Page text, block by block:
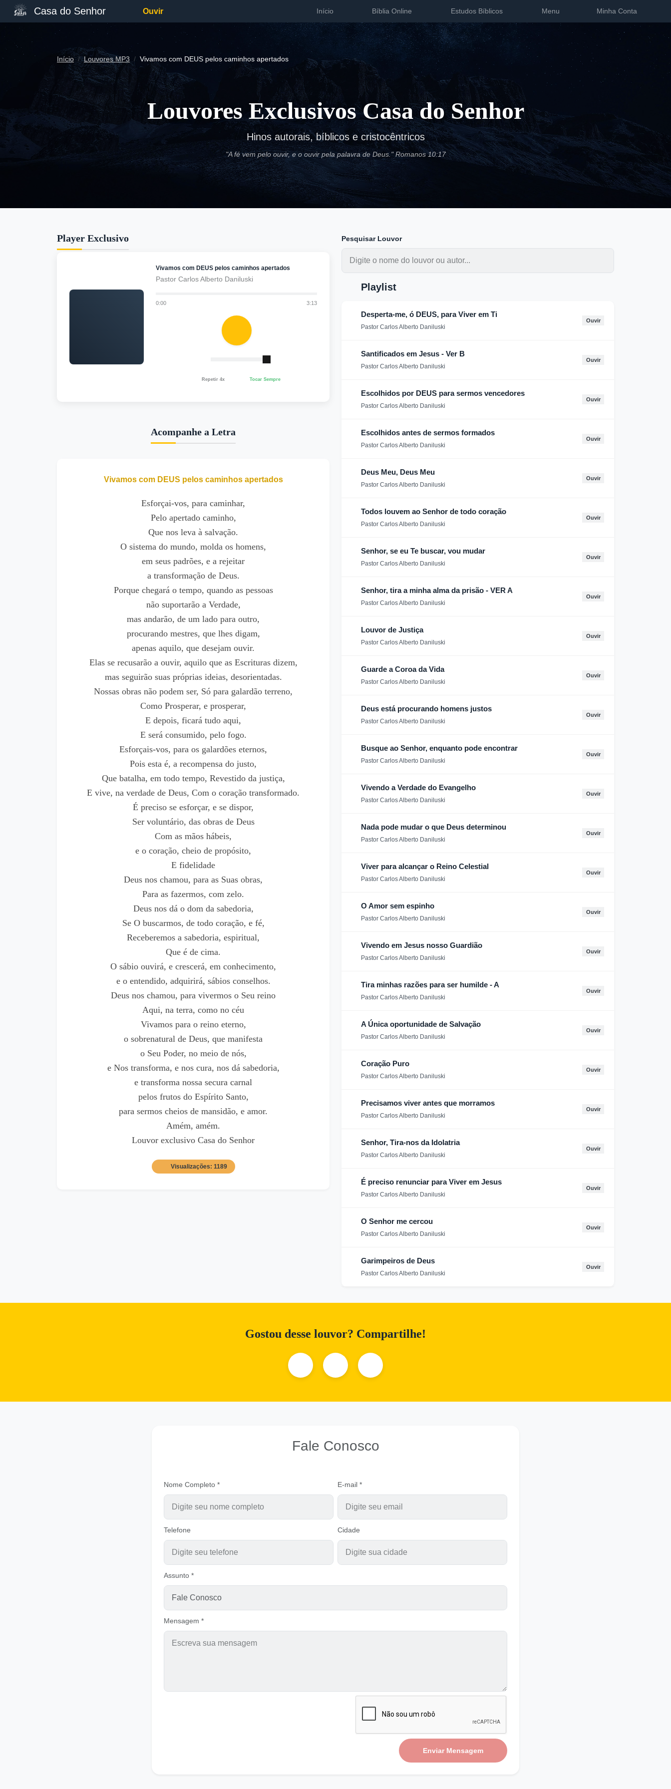
Casa do Senhor Ouvir Início Bíblia Online Estudos Bíblicos Menu Minha Conta
Início Louvores MP3 Vivamos com DEUS pelos caminhos apertados
Louvores Exclusivos Casa do Senhor
Hinos autorais, bíblicos e cristocêntricos
"A fé vem pelo ouvir, e o ouvir pela palavra de Deus." Romanos 10:17
Player Exclusivo
Vivamos com DEUS pelos caminhos apertados
Pastor Carlos Alberto Daniluski
0:00 3:13
Repetir 4x Tocar Sempre
Acompanhe a Letra
Vivamos com DEUS pelos caminhos apertados
Esforçai-vos, para caminhar,
Pelo apertado caminho,
Que nos leva à salvação.
O sistema do mundo, molda os homens,
em seus padrões, e a rejeitar
a transformação de Deus.
Porque chegará o tempo, quando as pessoas
não suportarão a Verdade,
mas andarão, de um lado para outro,
procurando mestres, que lhes digam,
apenas aquilo, que desejam ouvir.
Elas se recusarão a ouvir, aquilo que as Escrituras dizem,
mas seguirão suas próprias ideias, desorientadas.
Nossas obras não podem ser, Só para galardão terreno,
Como Prosperar, e prosperar,
E depois, ficará tudo aqui,
E será consumido, pelo fogo.
Esforçais-vos, para os galardões eternos,
Pois esta é, a recompensa do justo,
Que batalha, em todo tempo, Revestido da justiça,
E vive, na verdade de Deus, Com o coração transformado.
É preciso se esforçar, e se dispor,
Ser voluntário, das obras de Deus
Com as mãos hábeis,
e o coração, cheio de propósito,
E fidelidade
Deus nos chamou, para as Suas obras,
Para as fazermos, com zelo.
Deus nos dá o dom da sabedoria,
Se O buscarmos, de todo coração, e fé,
Receberemos a sabedoria, espiritual,
Que é de cima.
O sábio ouvirá, e crescerá, em conhecimento,
e o entendido, adquirirá, sábios conselhos.
Deus nos chamou, para vivermos o Seu reino
Aqui, na terra, como no céu
Vivamos para o reino eterno,
o sobrenatural de Deus, que manifesta
o Seu Poder, no meio de nós,
e Nos transforma, e nos cura, nos dá sabedoria,
e transforma nossa secura carnal
pelos frutos do Espírito Santo,
para sermos cheios de mansidão, e amor.
Amém, amém.
Louvor exclusivo Casa do Senhor
Visualizações: 1189
Pesquisar Louvor
Playlist
Desperta-me, ó DEUS, para Viver em Ti
Pastor Carlos Alberto Daniluski
Ouvir
Santificados em Jesus - Ver B
Pastor Carlos Alberto Daniluski
Ouvir
Escolhidos por DEUS para sermos vencedores
Pastor Carlos Alberto Daniluski
Ouvir
Escolhidos antes de sermos formados
Pastor Carlos Alberto Daniluski
Ouvir
Deus Meu, Deus Meu
Pastor Carlos Alberto Daniluski
Ouvir
Todos louvem ao Senhor de todo coração
Pastor Carlos Alberto Daniluski
Ouvir
Senhor, se eu Te buscar, vou mudar
Pastor Carlos Alberto Daniluski
Ouvir
Senhor, tira a minha alma da prisão - VER A
Pastor Carlos Alberto Daniluski
Ouvir
Louvor de Justiça
Pastor Carlos Alberto Daniluski
Ouvir
Guarde a Coroa da Vida
Pastor Carlos Alberto Daniluski
Ouvir
Deus está procurando homens justos
Pastor Carlos Alberto Daniluski
Ouvir
Busque ao Senhor, enquanto pode encontrar
Pastor Carlos Alberto Daniluski
Ouvir
Vivendo a Verdade do Evangelho
Pastor Carlos Alberto Daniluski
Ouvir
Nada pode mudar o que Deus determinou
Pastor Carlos Alberto Daniluski
Ouvir
Viver para alcançar o Reino Celestial
Pastor Carlos Alberto Daniluski
Ouvir
O Amor sem espinho
Pastor Carlos Alberto Daniluski
Ouvir
Vivendo em Jesus nosso Guardião
Pastor Carlos Alberto Daniluski
Ouvir
Tira minhas razões para ser humilde - A
Pastor Carlos Alberto Daniluski
Ouvir
A Única oportunidade de Salvação
Pastor Carlos Alberto Daniluski
Ouvir
Coração Puro
Pastor Carlos Alberto Daniluski
Ouvir
Precisamos viver antes que morramos
Pastor Carlos Alberto Daniluski
Ouvir
Senhor, Tira-nos da Idolatria
Pastor Carlos Alberto Daniluski
Ouvir
É preciso renunciar para Viver em Jesus
Pastor Carlos Alberto Daniluski
Ouvir
O Senhor me cercou
Pastor Carlos Alberto Daniluski
Ouvir
Garimpeiros de Deus
Pastor Carlos Alberto Daniluski
Ouvir
Gostou desse louvor? Compartilhe!
Fale Conosco
Nome Completo * E-mail *
Telefone Cidade
Assunto *
Mensagem *
Enviar Mensagem